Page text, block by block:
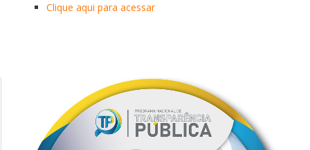
Clique aqui para acessar